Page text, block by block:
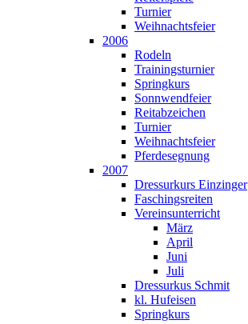
Turnier
Weihnachtsfeier
2006
Rodeln
Trainingsturnier
Springkurs
Sonnwendfeier
Reitabzeichen
Turnier
Weihnachtsfeier
Pferdesegnung
2007
Dressurkurs Einzinger
Faschingsreiten
Vereinsunterricht
März
April
Juni
Juli
Dressurkus Schmit
kl. Hufeisen
Springkurs